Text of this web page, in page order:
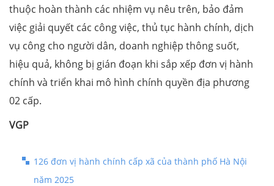
thuộc hoàn thành các nhiệm vụ nêu trên, bảo đảm
việc giải quyết các công việc, thủ tục hành chính, dịch
vụ công cho người dân, doanh nghiệp thông suốt,
hiệu quả, không bị gián đoạn khi sắp xếp đơn vị hành
chính và triển khai mô hình chính quyền địa phương
02 cấp.
VGP
126 đơn vị hành chính cấp xã của thành phố Hà Nội
năm 2025